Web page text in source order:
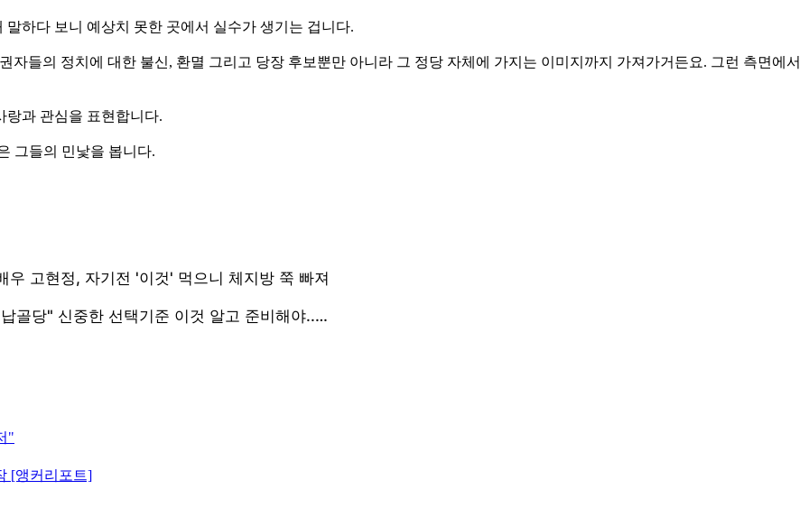
하다 보니 예상치 못한 곳에서 실수가 생기는 겁니다.
자들의 정치에 대한 불신, 환멸 그리고 당장 후보뿐만 아니라 그 정당 자체에 가지는 이미지까지 가져가거든요. 그런 측면에서
랑과 관심을 표현합니다.
그들의 민낯을 봅니다.
"
[앵커리포트]